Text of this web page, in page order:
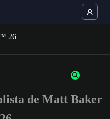
caracteres o números
de Matt Baker